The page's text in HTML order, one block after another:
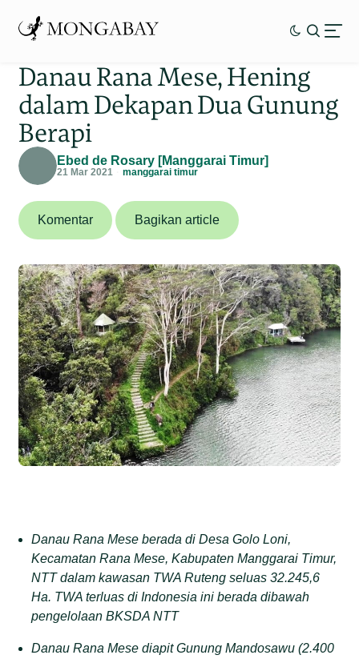
Danau Rana Mese, Hening
dalam Dekapan Dua Gunung
Berapi
Ebed de Rosary [Manggarai Timur]
21 Mar 2021 manggarai timur
Komentar Bagikan article
Danau Rana Mese berada di Desa Golo Loni,
Kecamatan Rana Mese, Kabupaten Manggarai Timur,
NTT dalam kawasan TWA Ruteng seluas 32.245,6
Ha. TWA terluas di Indonesia ini berada dibawah
pengelolaan BKSDA NTT
Danau Rana Mese diapit Gunung Mandosawu (2.400